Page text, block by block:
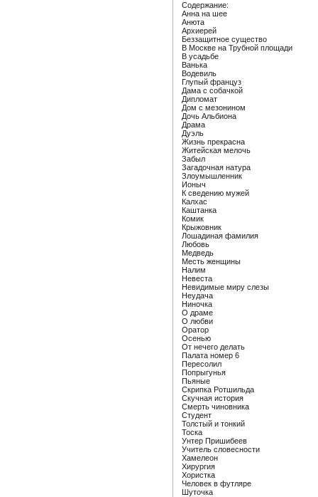
Содержание:
Анна на шее
Анюта
Архиерей
Беззащитное существо
В Москве на Трубной площади
В усадьбе
Ванька
Водевиль
Глупый француз
Дама с собачкой
Дипломат
Дом с мезонином
Дочь Альбиона
Драма
Дуэль
Жизнь прекрасна
Житейская мелочь
Забыл
Загадочная натура
Злоумышленник
Ионыч
К сведению мужей
Калхас
Каштанка
Комик
Крыжовник
Лошадиная фамилия
Любовь
Медведь
Месть женщины
Налим
Невеста
Невидимые миру слезы
Неудача
Ниночка
О драме
О любви
Оратор
Осенью
От нечего делать
Палата номер 6
Пересолил
Попрыгунья
Пьяные
Скрипка Ротшильда
Скучная история
Смерть чиновника
Студент
Толстый и тонкий
Тоска
Унтер Пришибеев
Учитель словесности
Хамелеон
Хирургия
Хористка
Человек в футляре
Шуточка